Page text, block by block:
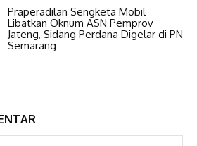
Praperadilan Sengketa Mobil
Libatkan Oknum ASN Pemprov
Jateng, Sidang Perdana Digelar di PN
Semarang